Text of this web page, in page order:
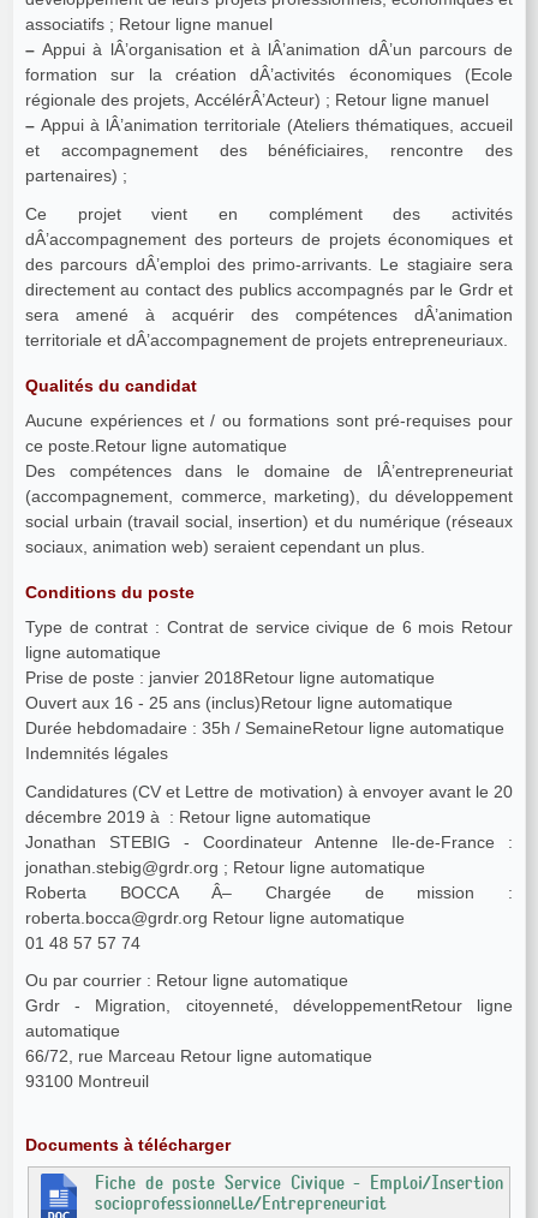
associatifs ; Retour ligne manuel
– Appui à lÂ’organisation et à lÂ’animation dÂ’un parcours de
formation sur la création dÂ’activités économiques (Ecole
régionale des projets, AccélérÂ’Acteur) ; Retour ligne manuel
– Appui à lÂ’animation territoriale (Ateliers thématiques, accueil
et accompagnement des bénéficiaires, rencontre des
partenaires) ;
Ce projet vient en complément des activités
dÂ’accompagnement des porteurs de projets économiques et
des parcours dÂ’emploi des primo-arrivants. Le stagiaire sera
directement au contact des publics accompagnés par le Grdr et
sera amené à acquérir des compétences dÂ’animation
territoriale et dÂ’accompagnement de projets entrepreneuriaux.
Qualités du candidat
Aucune expériences et / ou formations sont pré-requises pour
ce poste.Retour ligne automatique
Des compétences dans le domaine de lÂ’entrepreneuriat
(accompagnement, commerce, marketing), du développement
social urbain (travail social, insertion) et du numérique (réseaux
sociaux, animation web) seraient cependant un plus.
Conditions du poste
Type de contrat : Contrat de service civique de 6 mois Retour
ligne automatique
Prise de poste : janvier 2018Retour ligne automatique
Ouvert aux 16 - 25 ans (inclus)Retour ligne automatique
Durée hebdomadaire : 35h / SemaineRetour ligne automatique
Indemnités légales
Candidatures (CV et Lettre de motivation) à envoyer avant le 20
décembre 2019 à : Retour ligne automatique
Jonathan STEBIG - Coordinateur Antenne Ile-de-France :
jonathan.stebig@grdr.org ; Retour ligne automatique
Roberta BOCCA Â– Chargée de mission :
roberta.bocca@grdr.org Retour ligne automatique
01 48 57 57 74
Ou par courrier : Retour ligne automatique
Grdr - Migration, citoyenneté, développementRetour ligne
automatique
66/72, rue Marceau Retour ligne automatique
93100 Montreuil
Documents à télécharger
Fiche de poste Service Civique - Emploi/Insertion
socioprofessionnelle/Entrepreneuriat